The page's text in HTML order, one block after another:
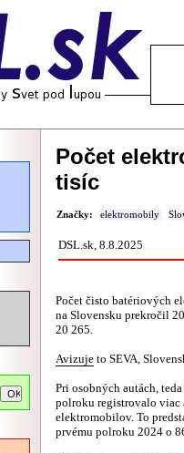
Počet
tisíc
Značky: elektromobily
DSL.sk, 8.8.2025
Počet čisto batériových
na Slovensku prekročil
20 265.
Avizuje to SEVA,
Pri osobných autách,
polroku registrovalo viac
elektromobilov. To
prvému polroku 2024 o